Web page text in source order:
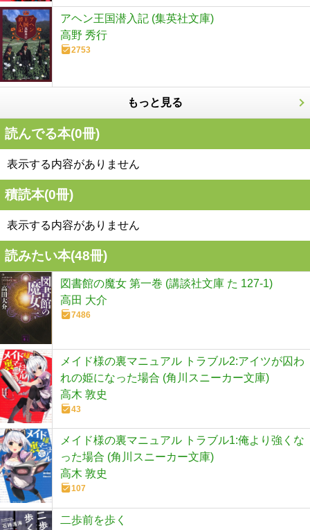
アヘン王国潜入記 (集英社文庫)
高野 秀行
2753
もっと見る
読んでる本(0冊)
表示する内容がありません
積読本(0冊)
表示する内容がありません
読みたい本(48冊)
図書館の魔女 第一巻 (講談社文庫 た 127-1)
高田 大介
7486
メイド様の裏マニュアル トラブル2:アイツが囚わ
れの姫になった場合 (角川スニーカー文庫)
高木 敦史
43
メイド様の裏マニュアル トラブル1:俺より強くな
った場合 (角川スニーカー文庫)
高木 敦史
107
二歩前を歩く